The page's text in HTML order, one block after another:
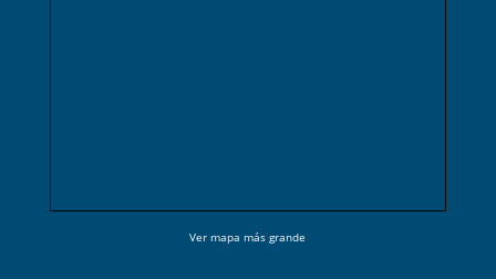
Ver mapa más grande